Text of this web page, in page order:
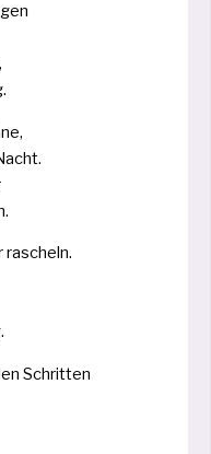
rascheln.
Schritten